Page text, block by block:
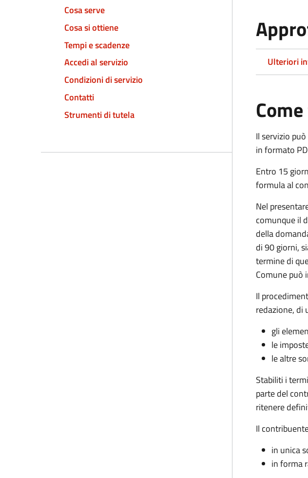
Cosa serve
Cosa si ottiene
Tempi e scadenze
Accedi al servizio
Condizioni di servizio
Contatti
Strumenti di tutela
Ulteriori
Il servizio
in formato
Entro 15
formula al
Nel
comunque il
della
di 90 giorni,
termine di
Comune può
Il
redazione, di
gli
le
le altre
Stabiliti i
parte del
ritenere
Il
in unica
in forma